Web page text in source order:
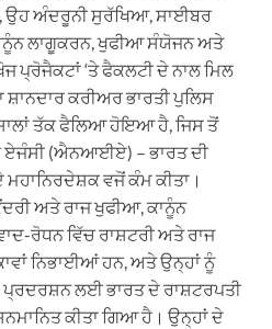
ਉਹ ਅੰਦਰੂਨੀ ਸੁਰੱਖਿਆ, ਸਾਈਬਰ
ਲਾਗੂਕਰਨ, ਖੁਫੀਆ ਸੰਯੋਜਨ ਅਤੇ
ਪ੍ਰੋਜੈਕਟਾਂ ‘ਤੇ ਫੈਕਲਟੀ ਦੇ ਨਾਲ ਮਿਲ
ਕਰੀਅਰ ਭਾਰਤੀ ਪੁਲਿਸ
ਤੱਕ ਫੈਲਿਆ ਹੋਇਆ ਹੈ, ਜਿਸ ਤੋਂ
ਏਜੰਸੀ (ਐਨਆਈਏ) – ਭਾਰਤ ਦੀ
ਵਜੋਂ ਕੰਮ ਕੀਤਾ।
ਅਤੇ ਰਾਜ ਖੁਫੀਆ, ਕਾਨੂੰਨ
ਰੋਧਨ ਵਿੱਚ ਰਾਸ਼ਟਰੀ ਅਤੇ ਰਾਜ
ਨਿਭਾਈਆਂ ਹਨ, ਅਤੇ ਉਨ੍ਹਾਂ ਨੂੰ
ਪ੍ਰਦਰਸ਼ਨ ਲਈ ਭਾਰਤ ਦੇ ਰਾਸ਼ਟਰਪਤੀ
ਕੀਤਾ ਗਿਆ ਹੈ। ਉਨ੍ਹਾਂ ਦੇ